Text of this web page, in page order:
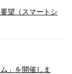
望（スマートシ
」を開催しま